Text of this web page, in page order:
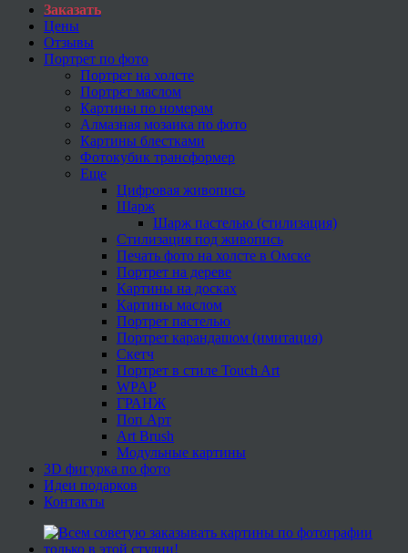
Заказать
Цены
Отзывы
Портрет по фото
Портрет на холсте
Портрет маслом
Картины по номерам
Алмазная мозаика по фото
Картины блестками
Фотокубик трансформер
Еще
Цифровая живопись
Шарж
Шарж пастелью (стилизация)
Стилизация под живопись
Печать фото на холсте в Омске
Портрет на дереве
Картины на досках
Картины маслом
Портрет пастелью
Портрет карандашом (имитация)
Скетч
Портрет в стиле Touch Art
WPAP
ГРАНЖ
Поп Арт
Art Brush
Модульные картины
3D фигурка по фото
Идеи подарков
Контакты